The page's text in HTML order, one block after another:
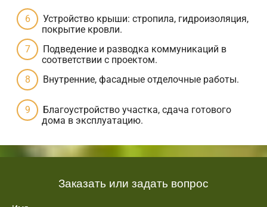
Устройство крыши: стропила, гидроизоляция,
покрытие кровли.
Подведение и разводка коммуникаций в
соответствии с проектом.
Внутренние, фасадные отделочные работы.
Благоустройство участка, сдача готового
дома в эксплуатацию.
Заказать или задать вопрос